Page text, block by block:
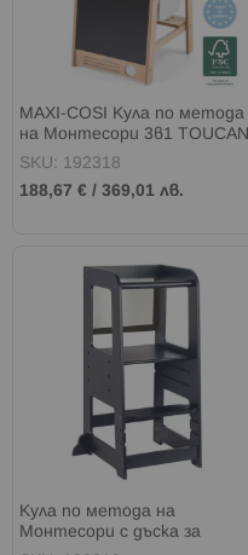
MAXI-COSI Кула по метода
на Монтесори 3в1 TOUCAN
SKU: 192318
188,67 € / 369,01 лв.
Кула по метода на
Монтесори с дъска за